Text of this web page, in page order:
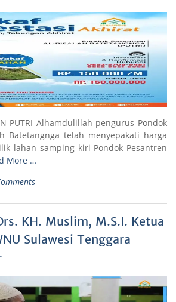
PUTRI Alhamdulillah pengurus Pondok
Batetangnga telah menyepakati harga
lahan samping kiri Pondok Pesantren
More …
KH. Muslim, M.S.I. Ketua
Sulawesi Tenggara